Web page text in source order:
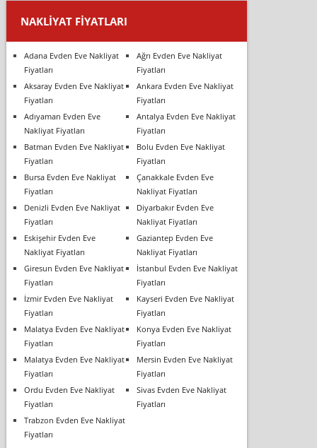
NAKLIYAT FIYATLARI
Adana Evden Eve Nakliyat
Fiyatları
Ağrı Evden Eve Nakliyat
Fiyatları
Aksaray Evden Eve Nakliyat
Fiyatları
Ankara Evden Eve Nakliyat
Fiyatları
Adıyaman Evden Eve
Nakliyat Fiyatları
Antalya Evden Eve Nakliyat
Fiyatları
Batman Evden Eve Nakliyat
Fiyatları
Bolu Evden Eve Nakliyat
Fiyatları
Bursa Evden Eve Nakliyat
Fiyatları
Çanakkale Evden Eve
Nakliyat Fiyatları
Denizli Evden Eve Nakliyat
Fiyatları
Diyarbakır Evden Eve
Nakliyat Fiyatları
Eskişehir Evden Eve
Nakliyat Fiyatları
Gaziantep Evden Eve
Nakliyat Fiyatları
Giresun Evden Eve Nakliyat
Fiyatları
İstanbul Evden Eve Nakliyat
Fiyatları
İzmir Evden Eve Nakliyat
Fiyatları
Kayseri Evden Eve Nakliyat
Fiyatları
Malatya Evden Eve Nakliyat
Fiyatları
Konya Evden Eve Nakliyat
Fiyatları
Malatya Evden Eve Nakliyat
Fiyatları
Mersin Evden Eve Nakliyat
Fiyatları
Ordu Evden Eve Nakliyat
Fiyatları
Sivas Evden Eve Nakliyat
Fiyatları
Trabzon Evden Eve Nakliyat
Fiyatları